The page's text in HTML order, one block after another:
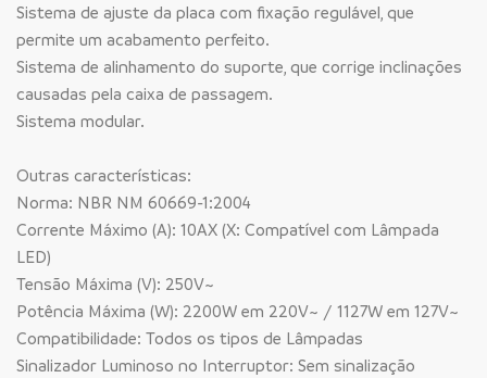
Sistema de ajuste da placa com fixação regulável, que
permite um acabamento perfeito.
Sistema de alinhamento do suporte, que corrige inclinações
causadas pela caixa de passagem.
Sistema modular.
Outras características:
Norma: NBR NM 60669-1:2004
Corrente Máximo (A): 10AX (X: Compatível com Lâmpada
LED)
Tensão Máxima (V): 250V~
Potência Máxima (W): 2200W em 220V~ / 1127W em 127V~
Compatibilidade: Todos os tipos de Lâmpadas
Sinalizador Luminoso no Interruptor: Sem sinalização